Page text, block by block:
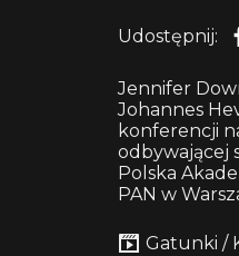
Udostępnij:
Jennifer
Johannes
konferencji
odbywającej
Polska
PAN w
Gatunki /